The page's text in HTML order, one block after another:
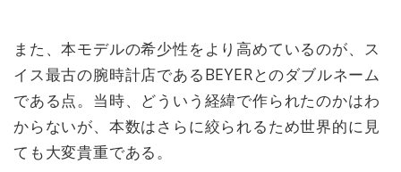
また、本モデルの希少性をより高めているのが、ス
イス最古の腕時計店であるBEYERとのダブルネーム
である点。当時、どういう経緯で作られたのかはわ
からないが、本数はさらに絞られるため世界的に見
ても大変貴重である。